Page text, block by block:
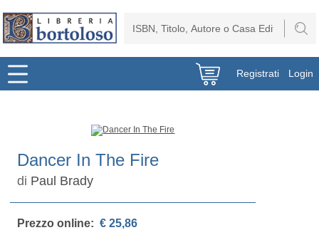
Registrati Login
Dancer In The Fire
di Paul Brady
Prezzo online: € 25,86